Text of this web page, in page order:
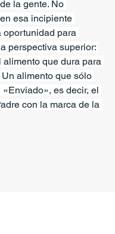
la gente. No
esa incipiente
oportunidad para
perspectiva superior:
alimento que dura para
alimento que sólo
es decir, el
con la marca de la